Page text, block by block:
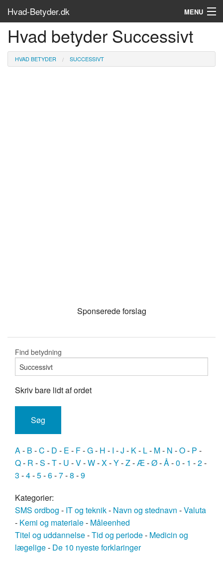
Hvad-Betyder.dk MENU
Om siden
Søg...
Hvad betyder Successivt
HVAD BETYDER SUCCESSIVT
Sponserede forslag
Find betydning
Skriv bare lidt af ordet
A- B -C - D - E - F-G- H - I -J - K- L- M- N -O- P -
Q- R -S -T- U -V-W-X-Y-Z-Æ-Ø-Å-0 - 1 -2-
3 -4-5-6-7-8 -9
Kategorier:
SMS ordbog - IT og teknik- Navn og stednavn -Valuta
- Kemi og materiale- Måleenhed
Titel og uddannelse-Tid og periode- Medicin og
lægelige- De 10 nyeste forklaringer